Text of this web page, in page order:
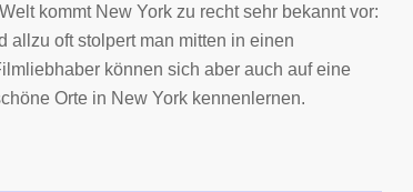
kommt New York zu recht sehr bekannt vor:
oft stolpert man mitten in einen
können sich aber auch auf eine
Orte in New York kennenlernen.